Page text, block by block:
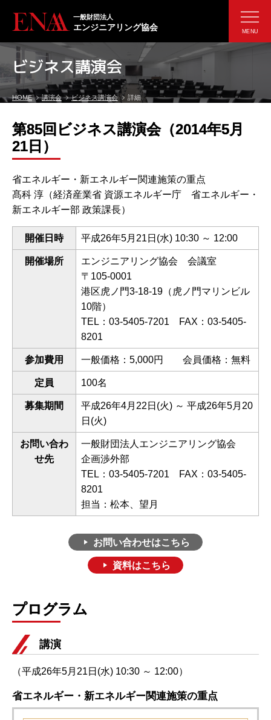
一般財団法人
エンジニアリング協会 MENU
ビジネス講演会
HOME 講演会 ビジネス講演会 詳細
第85回ビジネス講演会（2014年5月
21日）
省エネルギー・新エネルギー関連施策の重点
髙科 淳（経済産業省 資源エネルギー庁 省エネルギー・
新エネルギー部 政策課長）
開催日時 平成26年5月21日(水) 10:30 ～ 12:00
開催場所
エンジニアリング協会 会議室
〒105-0001
港区虎ノ門3-18-19（虎ノ門マリンビル
10階）
TEL：03-5405-7201 FAX：03-5405-
8201
参加費用 一般価格：5,000円 会員価格：無料
定員 100名
募集期間
平成26年4月22日(火) ～ 平成26年5月20
日(火)
お問い合わ
せ先
一般財団法人エンジニアリング協会
企画渉外部
TEL：03-5405-7201 FAX：03-5405-
8201
担当：松本、望月
お問い合わせはこちら
資料はこちら
プログラム
講演
（平成26年5月21日(水) 10:30 ～ 12:00）
省エネルギー・新エネルギー関連施策の重点